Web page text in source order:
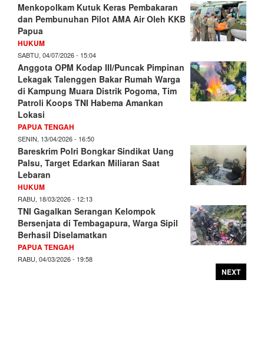
Menkopolkam Kutuk Keras Pembakaran
dan Pembunuhan Pilot AMA Air Oleh KKB
Papua
HUKUM
SABTU, 04/07/2026 - 15:04
Anggota OPM Kodap III/Puncak Pimpinan
Lekagak Talenggen Bakar Rumah Warga
di Kampung Muara Distrik Pogoma, Tim
Patroli Koops TNI Habema Amankan
Lokasi
PAPUA TENGAH
SENIN, 13/04/2026 - 16:50
Bareskrim Polri Bongkar Sindikat Uang
Palsu, Target Edarkan Miliaran Saat
Lebaran
HUKUM
RABU, 18/03/2026 - 12:13
TNI Gagalkan Serangan Kelompok
Bersenjata di Tembagapura, Warga Sipil
Berhasil Diselamatkan
PAPUA TENGAH
RABU, 04/03/2026 - 19:58
NEXT